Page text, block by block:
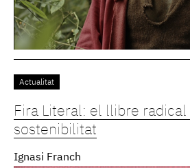
Actualitat
Fira Literal: el llibre radical
sostenibilitat
Ignasi Franch